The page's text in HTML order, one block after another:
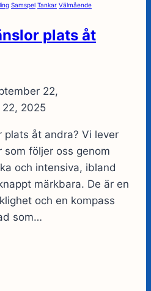
Samspel Tankar Välmående
plats åt
22,
2025
plats åt andra? Vi lever
som följer oss genom
och intensiva, ibland
märkbara. De är en
och en kompass
som…